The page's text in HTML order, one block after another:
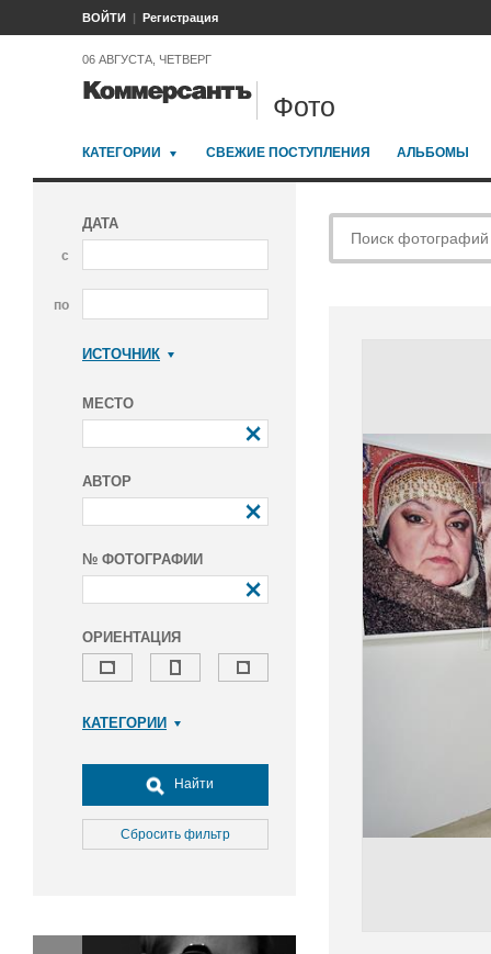
ВОЙТИ Регистрация
06 АВГУСТА, ЧЕТВЕРГ
Фото
КАТЕГОРИИ СВЕЖИЕ ПОСТУПЛЕНИЯ АЛЬБОМЫ
ДАТА
с
по
ИСТОЧНИК
МЕСТО
АВТОР
№ ФОТОГРАФИИ
ОРИЕНТАЦИЯ
КАТЕГОРИИ
Досуг, туризм и отдых
Культура
Медицина
Окружающая среда
Найти
Сбросить фильтр